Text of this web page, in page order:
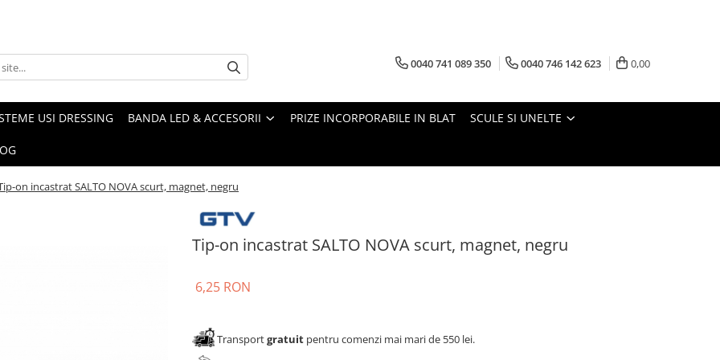
0040 741 089 350 0040 746 142 623 0,00
USI DRESSING BANDA LED & ACCESORII PRIZE INCORPORABILE IN BLAT SCULE SI UNELTE
on incastrat SALTO NOVA scurt, magnet, negru
Tip-on incastrat SALTO NOVA scurt, magnet, negru
6,25 RON
Transportgratuit pentru comenzi mai mari de 550 lei.